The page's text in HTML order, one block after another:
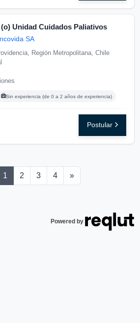
Unidad Cuidados Paliativos
SA
Región Metropolitana, Chile
Sin experiencia (de 0 a 2 años de experiencia)
Postular
1 2 3 4 »Siguiente
Powered by